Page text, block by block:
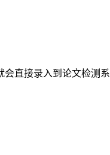
直接录入到论文检测